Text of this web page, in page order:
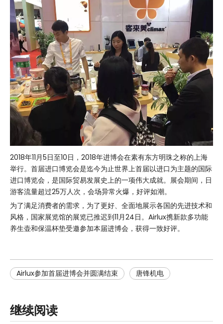
2018年11月5日至10日，2018年进博会在素有东方明珠之称的上海
举行。首届进口博览会是迄今为止世界上首届以进口为主题的国际
进口博览会，是国际贸易发展史上的一项伟大成就。展会期间，日
游客流量超过25万人次，会场异常火爆，好评如潮。
为了满足消费者的需求，为了更好、全面地展示各国的先进技术和
风格，国家展览馆的展览已推迟到11月24日。Airlux携新款多功能
养生壶和保温杯垫受邀参加本届进博会，获得一致好评。
Airlux参加首届进博会并圆满结束 唐锋机电
继续阅读